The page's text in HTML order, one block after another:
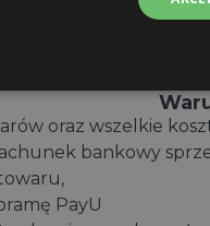
że konto klientami
ew.
oraz wszelkie
bankowy
PayU